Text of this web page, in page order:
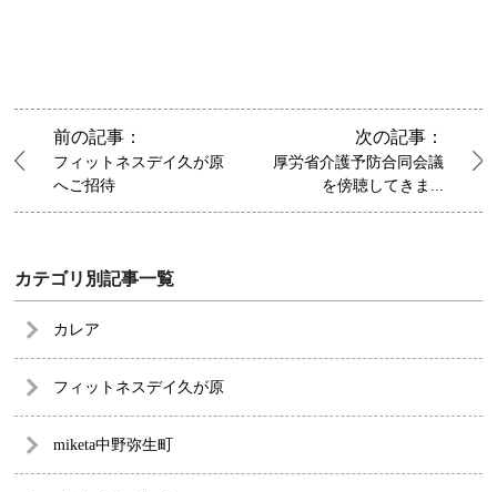
前の記事：
フィットネスデイ久が原
へご招待
次の記事：
厚労省介護予防合同会議
を傍聴してきま...
カテゴリ別記事一覧
カレア
フィットネスデイ久が原
miketa中野弥生町